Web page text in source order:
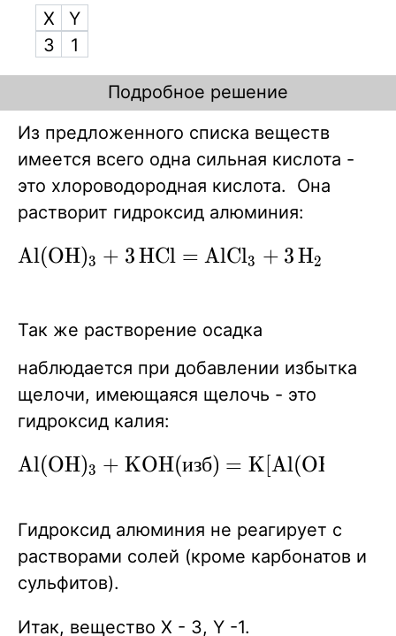
X
Y
3
1
Подробное решение
Из предложенного списка веществ
имеется всего одна сильная кислота -
это хлороводородная кислота. Она
растворит гидроксид алюминия:
\ce{Al(OH)3
3H2O}
Al(OH)X
3 + 3HCl = AlClX
3 + 3HX
2
Так же растворение осадка
наблюдается при добавлении избытка
щелочи, имеющаяся щелочь - это
гидроксид калия:
\ce{Al(OH)3
=
K[Al(OH)4]}
Al(OH)X
3 + KOH(изб) = K [Al(OH
Гидроксид алюминия не реагирует с
растворами солей (кроме карбонатов и
сульфитов).
Итак, вещество Х - 3, Y -1.